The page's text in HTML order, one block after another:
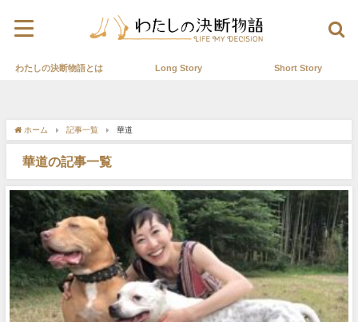
わたしの決断物語とは Long Story Short Story
ホーム 記事一覧 華道
華道の記事一覧